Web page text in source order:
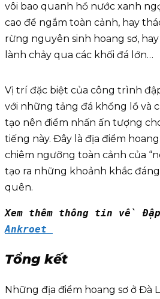
vôi bao quanh hồ nước xanh
cao để ngắm toàn cảnh, hay
rừng nguyên sinh hoang sơ,
lành chảy qua các khối đá lớn…
Vị trí đặc biệt của công trình
với những tảng đá khổng lồ và
tạo nên điểm nhấn ấn tượng
tiếng này. Đây là địa điểm
chiêm ngưỡng toàn cảnh của
tạo ra những khoảnh khắc
quên.
Xem thêm thông tin về
Ankroet
Tổng kết
Những địa điểm hoang sơ ở Đà